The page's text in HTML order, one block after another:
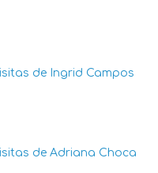
de Ingrid Campos
de Adriana Choca